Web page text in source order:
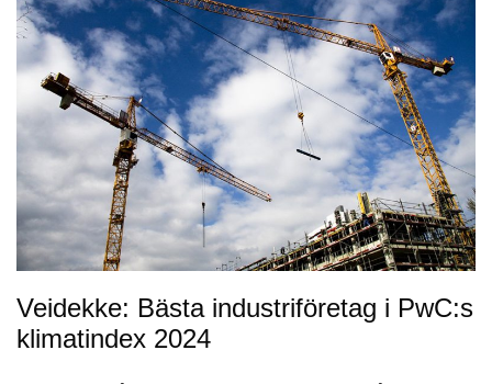
Veidekke: Bästa industriföretag i PwC:s
klimatindex 2024